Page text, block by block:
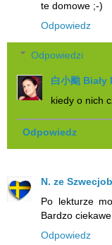
te domowe ;-)
Odpowiedz
Odpowiedzi
白小颱 Biały
kiedy o nich
Odpowiedz
N. ze
Po lekturze
Bardzo
Odpowiedz